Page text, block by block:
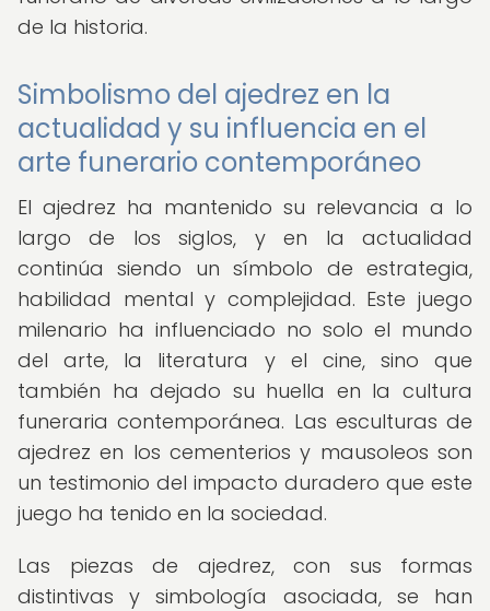
de la historia.
Simbolismo del ajedrez en la
actualidad y su influencia en el
arte funerario contemporáneo
El ajedrez ha mantenido su relevancia a lo
largo de los siglos, y en la actualidad
continúa siendo un símbolo de estrategia,
habilidad mental y complejidad. Este juego
milenario ha influenciado no solo el mundo
del arte, la literatura y el cine, sino que
también ha dejado su huella en la cultura
funeraria contemporánea. Las esculturas de
ajedrez en los cementerios y mausoleos son
un testimonio del impacto duradero que este
juego ha tenido en la sociedad.
Las piezas de ajedrez, con sus formas
distintivas y simbología asociada, se han